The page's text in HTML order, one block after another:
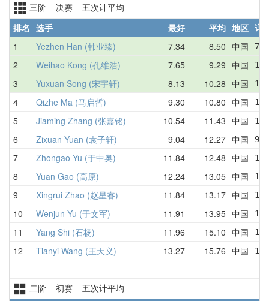
三阶 决赛 五次计平均
排名 选手 最好 平均 地区 详
1
Yezhen Han (韩业臻) 7.34 8.50 中国
2 Weihao Kong (孔维浩) 7.65 9.29 中国
3 Yuxuan Song (宋宇轩) 8.13 10.28 中国
4 Qizhe Ma (马启哲) 9.30 10.80 中国
5 Jiaming Zhang (张嘉铭) 10.54 11.43 中国
6 Zixuan Yuan (袁子轩) 9.04 12.27 中国
7 Zhongao Yu (于中奥) 11.84 12.48 中国
8 Yuan Gao (高原) 12.24 13.05 中国
9 Xingrui Zhao (赵星睿) 11.84 13.17 中国
10 Wenjun Yu (于文军) 11.91 13.95 中国
11 Yang Shi (石杨) 11.96 15.10 中国
12 Tianyi Wang (王天义) 13.27 15.76 中国
二阶 初赛 五次计平均